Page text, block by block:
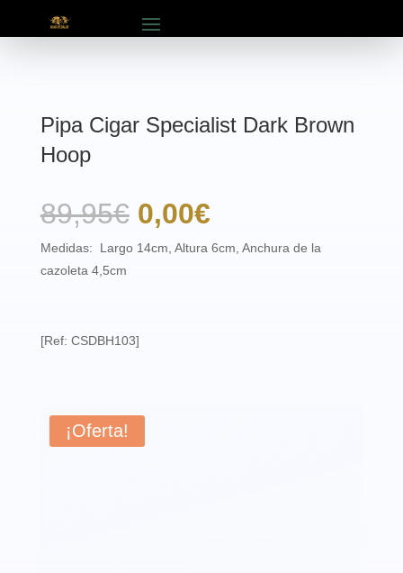
Pipa Cigar Specialist Dark Brown
Hoop
89,95€ El
precio
89,95€.
0,00€El
precio
Medidas: Largo 14cm, Altura 6cm, Anchura de la
cazoleta 4,5cm
[Ref: CSDBH103]
¡Oferta!